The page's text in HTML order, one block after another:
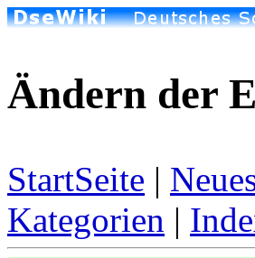
Ändern der
StartSeite |
Kategorien |